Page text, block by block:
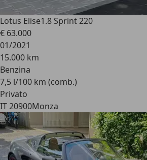
Lotus Elise1.8 Sprint 220
€ 63.000
01/2021
15.000 km
Benzina
7,5 l/100 km (comb.)
Privato
IT 20900Monza